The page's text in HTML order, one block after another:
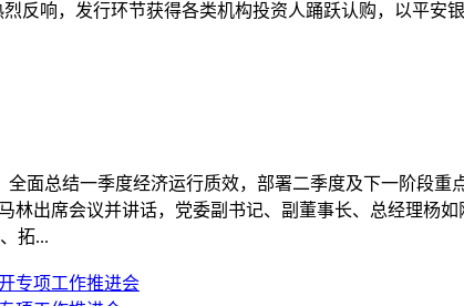
反响，发行环节获得各类机构投资人踊跃认购，以平
全面总结一季度经济运行质效，部署二季度及下一阶段
林出席会议并讲话，党委副书记、副董事长、总经理杨
拓...